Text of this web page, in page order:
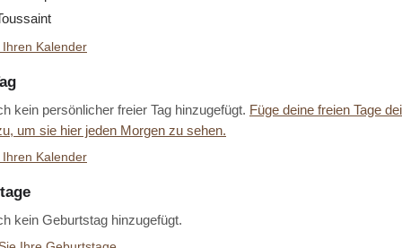
Kalender
kein persönlicher freier Tag hinzugefügt. Füge deine freien Tage
um sie hier jeden Morgen zu sehen.
Kalender
kein Geburtstag hinzugefügt.